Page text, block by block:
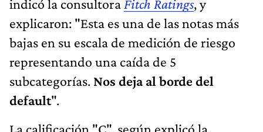
indicó la consultora Fitch Ratings, y
explicaron: "Esta es una de las notas más
bajas en su escala de medición de riesgo
representando una caída de 5
subcategorías. Nos deja al borde del
default".